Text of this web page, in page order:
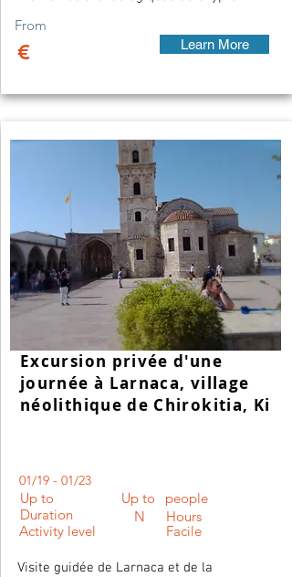
From
€ Learn More
Excursion privée d'une
journée à Larnaca, village
néolithique de Chirokitia, Ki
01/19 - 01/23
Up to
Up to
Duration
N
Activity level
people
Hours
Facile
Visite guidée de Larnaca et de la